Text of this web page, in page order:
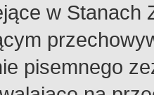
w Stanach
pisemnego